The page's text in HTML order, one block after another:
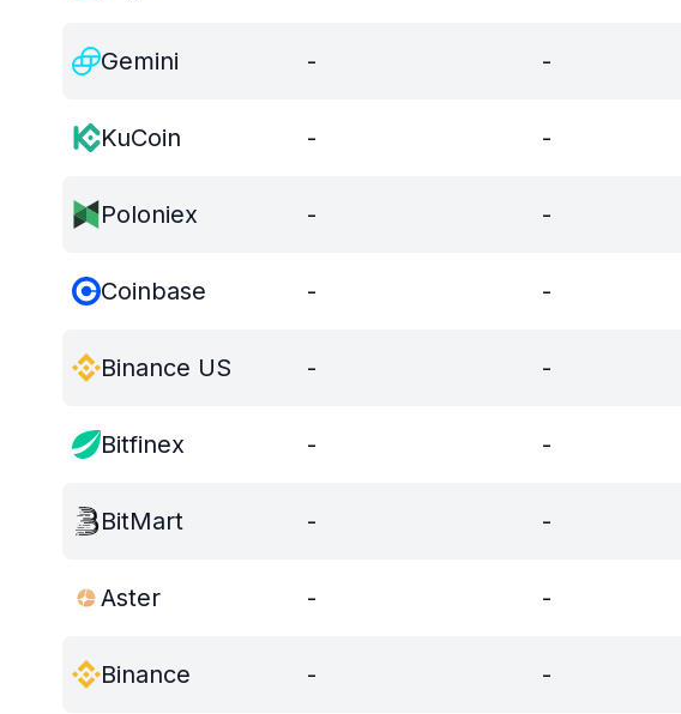
Gemini - -
KuCoin - -
Poloniex - -
Coinbase - -
Binance US - -
Bitfinex - -
BitMart - -
Aster - -
Binance - -